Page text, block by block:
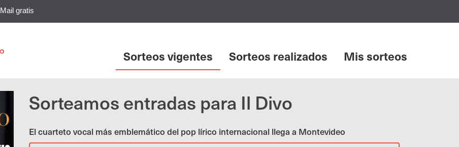
Mail gratis
Sorteos vigentes Sorteos realizados Mis sorteos
Sorteamos entradas para Il Divo
El cuarteto vocal más emblemático del pop lírico internacional llega a Montevideo